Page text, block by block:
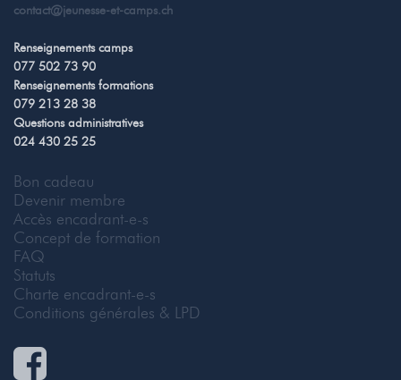
contact@jeunesse-et-camps.ch
Renseignements camps
077 502 73 90
Renseignements formations
079 213 28 38
Questions administratives
024 430 25 25
Bon cadeau
Devenir membre
Accès encadrant-e-s
Concept de formation
FAQ
Statuts
Charte encadrant-e-s
Conditions générales & LPD